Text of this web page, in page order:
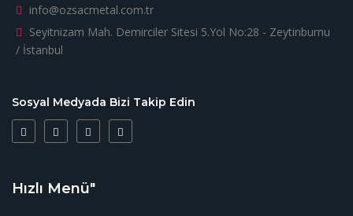
info@ozsacmetal.com.tr
Seyitnizam Mah. Demirciler Sitesi 5.Yol No:28 - Zeytinburnu
/ İstanbul
Sosyal Medyada Bizi Takip Edin
Hızlı Menü"